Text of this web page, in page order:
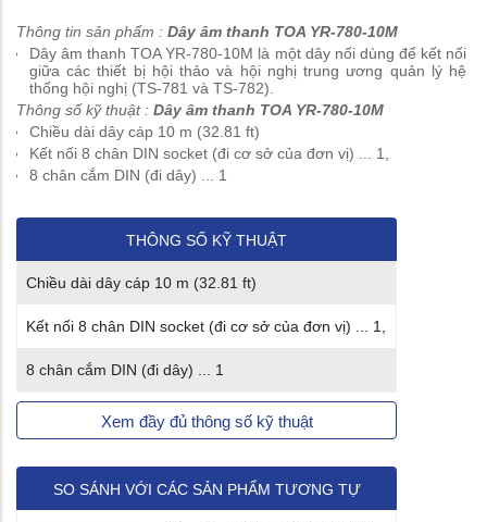
Thông tin sản phẩm : Dây âm thanh TOA YR-780-10M
Dây âm thanh TOA YR-780-10M là một dây nối dùng để kết nối
giữa các thiết bị hội thảo và hội nghị trung ương quản lý hệ
thống hội nghị (TS-781 và TS-782).
Thông số kỹ thuật : Dây âm thanh TOA YR-780-10M
Chiều dài dây cáp 10 m (32.81 ft)
Kết nối 8 chân DIN socket (đi cơ sở của đơn vị) ... 1,
8 chân cắm DIN (đi dây) ... 1
THÔNG SỐ KỸ THUẬT
Chiều dài dây cáp 10 m (32.81 ft)
Kết nối 8 chân DIN socket (đi cơ sở của đơn vị) ... 1,
8 chân cắm DIN (đi dây) ... 1
Xem đầy đủ thông số kỹ thuật
SO SÁNH VỚI CÁC SẢN PHẨM TƯƠNG TỰ